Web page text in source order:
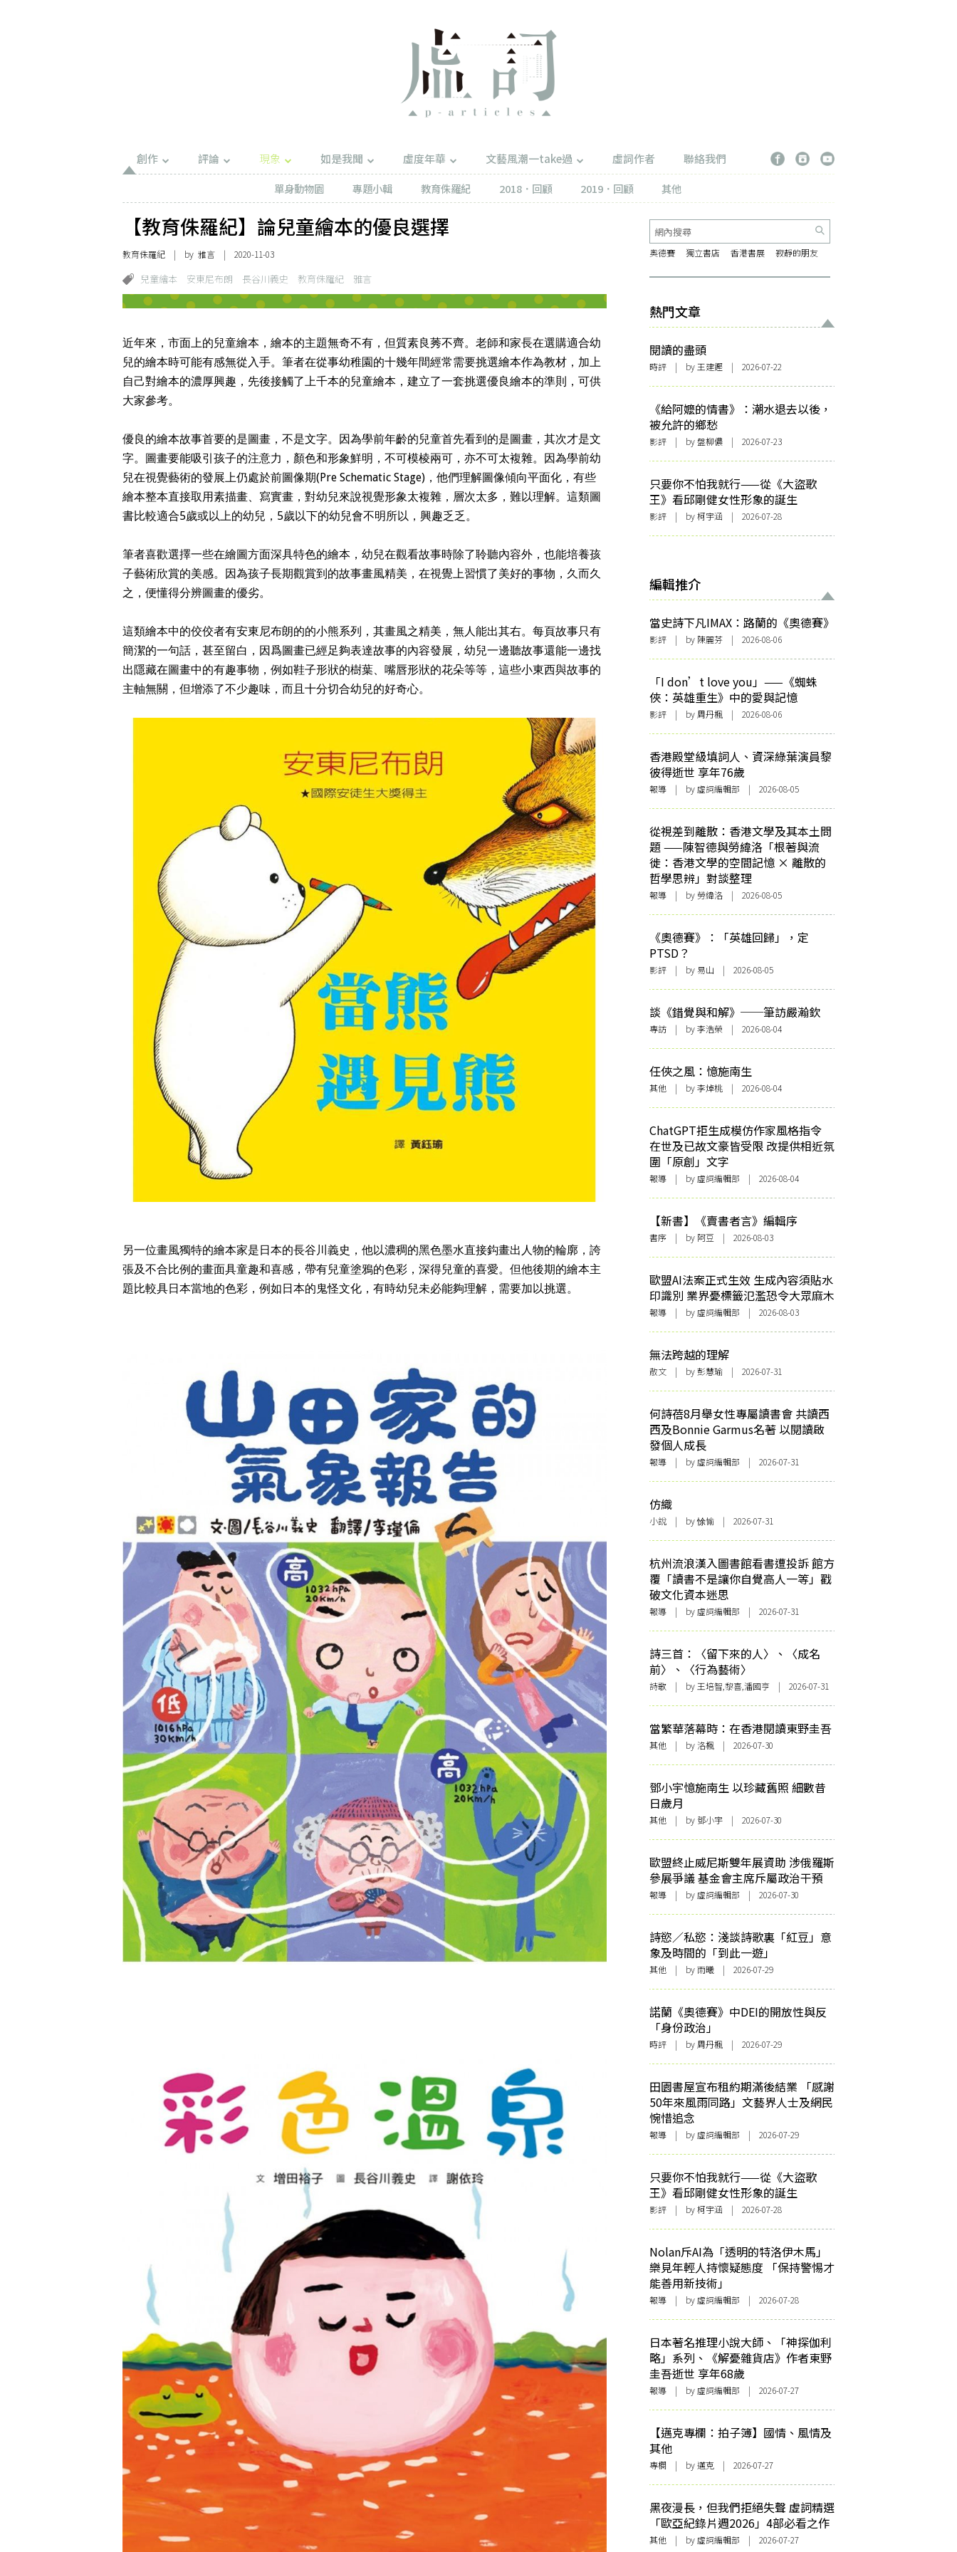
創作 評論 現象 如是我聞 虛度年華 文藝風潮一take過 虛詞作者
聯絡我們
單身動物園
專題小輯 教育侏羅紀 2018．回顧 2019．回顧 其他
【教育侏羅紀】論兒童繪本的優良選擇
教育侏羅紀 | by 雅言 | 2020-11-03
兒童繪本 安東尼布朗 長谷川義史 教育侏羅紀 雅言
近年來，市面上的兒童繪本，繪本的主題無奇不有，但質素良莠不齊。老師和家長在選購適合幼
兒的繪本時可能有感無從入手。筆者在從事幼稚園的十幾年間經常需要挑選繪本作為教材，加上
自己對繪本的濃厚興趣，先後接觸了上千本的兒童繪本，建立了一套挑選優良繪本的準則，可供
大家參考。
優良的繪本故事首要的是圖畫，不是文字。因為學前年齡的兒童首先看到的是圖畫，其次才是文
字。圖畫要能吸引孩子的注意力，顏色和形象鮮明，不可模棱兩可，亦不可太複雜。因為學前幼
兒在視覺藝術的發展上仍處於前圖像期(Pre Schematic Stage)，他們理解圖像傾向平面化，有些
繪本整本直接取用素描畫、寫實畫，對幼兒來說視覺形象太複雜，層次太多，難以理解。這類圖
書比較適合5歲或以上的幼兒，5歲以下的幼兒會不明所以，興趣乏乏。
筆者喜歡選擇一些在繪圖方面深具特色的繪本，幼兒在觀看故事時除了聆聽內容外，也能培養孩
子藝術欣賞的美感。因為孩子長期觀賞到的故事畫風精美，在視覺上習慣了美好的事物，久而久
之，便懂得分辨圖畫的優劣。
這類繪本中的佼佼者有安東尼布朗的的小熊系列，其畫風之精美，無人能出其右。每頁故事只有
簡潔的一句話，甚至留白，因爲圖畫已經足夠表達故事的內容發展，幼兒一邊聽故事還能一邊找
出隱藏在圖畫中的有趣事物，例如鞋子形狀的樹葉、嘴唇形狀的花朵等等，這些小東西與故事的
主軸無關，但增添了不少趣味，而且十分切合幼兒的好奇心。
另一位畫風獨特的繪本家是日本的長谷川義史，他以濃稠的黑色墨水直接鈎畫出人物的輪廓，誇
張及不合比例的畫面具童趣和喜感，帶有兒童塗鴉的色彩，深得兒童的喜愛。但他後期的繪本主
題比較具日本當地的色彩，例如日本的鬼怪文化，有時幼兒未必能夠理解，需要加以挑選。
奧德賽 獨立書店 香港書展 寂靜的朋友
熱門文章
閱讀的盡頭
時評 | by 王建鏗 | 2026-07-22
《給阿嬤的情書》：潮水退去以後，
被允許的鄉愁
影評 | by 盤柳儂 | 2026-07-23
只要你不怕我就行——從《大盜歌
王》看邱剛健女性形象的誕生
影評 | by 柯宇涵 | 2026-07-28
編輯推介
當史詩下凡IMAX：路蘭的《奧德賽》
影評 | by 陳麗芬 | 2026-08-06
「I don’t love you」——《蜘蛛
俠：英雄重生》中的愛與記憶
影評 | by 周丹楓 | 2026-08-06
香港殿堂級填詞人、資深綠葉演員黎
彼得逝世 享年76歲
報導 | by 虛詞編輯部 | 2026-08-05
從視差到離散：香港文學及其本土問
題 ——陳智德與勞緯洛「根著與流
徙：香港文學的空間記憶 × 離散的
哲學思辨」對談整理
報導 | by 勞緯洛 | 2026-08-05
《奧德賽》：「英雄回歸」，定
PTSD？
影評 | by 易山 | 2026-08-05
談《錯覺與和解》──筆訪嚴瀚欽
專訪 | by 李浩榮 | 2026-08-04
任俠之風：憶施南生
其他 | by 李焯桃 | 2026-08-04
ChatGPT拒生成模仿作家風格指令
在世及已故文豪皆受限 改提供相近氛
圍「原創」文字
報導 | by 虛詞編輯部 | 2026-08-04
【新書】《賣書者言》編輯序
書序 | by 阿豆 | 2026-08-03
歐盟AI法案正式生效 生成內容須貼水
印識別 業界憂標籤氾濫恐令大眾麻木
報導 | by 虛詞編輯部 | 2026-08-03
無法跨越的理解
散文 | by 彭慧瑜 | 2026-07-31
何詩蓓8月舉女性專屬讀書會 共讀西
西及Bonnie Garmus名著 以閱讀啟
發個人成長
報導 | by 虛詞編輯部 | 2026-07-31
仿織
小說 | by 悇愉 | 2026-07-31
杭州流浪漢入圖書館看書遭投訴 館方
覆「讀書不是讓你自覺高人一等」戳
破文化資本迷思
報導 | by 虛詞編輯部 | 2026-07-31
詩三首：〈留下來的人〉、〈成名
前〉、〈行為藝術〉
詩歌 | by 王培智,黎喜,潘國亨 | 2026-07-31
當繁華落幕時：在香港閱讀東野圭吾
其他 | by洛楓 | 2026-07-30
鄧小宇憶施南生 以珍藏舊照 細數昔
日歲月
其他 | by 鄧小宇 | 2026-07-30
歐盟終止威尼斯雙年展資助 涉俄羅斯
參展爭議 基金會主席斥屬政治干預
報導 | by 虛詞編輯部 | 2026-07-30
詩慾／私慾：淺談詩歌裏「紅豆」意
象及時間的「到此一遊」
其他 | by 雨曦 | 2026-07-29
諾蘭《奧德賽》中DEI的開放性與反
「身份政治」
時評 | by 周丹楓 | 2026-07-29
田園書屋宣布租約期滿後結業 「感謝
50年來風雨同路」文藝界人士及網民
惋惜追念
報導 | by 虛詞編輯部 | 2026-07-29
只要你不怕我就行——從《大盜歌
王》看邱剛健女性形象的誕生
影評 | by 柯宇涵 | 2026-07-28
Nolan斥AI為「透明的特洛伊木馬」
樂見年輕人持懷疑態度 「保持警惕才
能善用新技術」
報導 | by 虛詞編輯部 | 2026-07-28
日本著名推理小說大師、「神探伽利
略」系列、《解憂雜貨店》作者東野
圭吾逝世 享年68歲
報導 | by 虛詞編輯部 | 2026-07-27
【邁克專欄：拍子簿】國情、風情及
其他
專欄 | by邁克 | 2026-07-27
黑夜漫長，但我們拒絕失聲 虛詞精選
「歐亞紀錄片週2026」4部必看之作
其他 | by 虛詞編輯部 | 2026-07-27